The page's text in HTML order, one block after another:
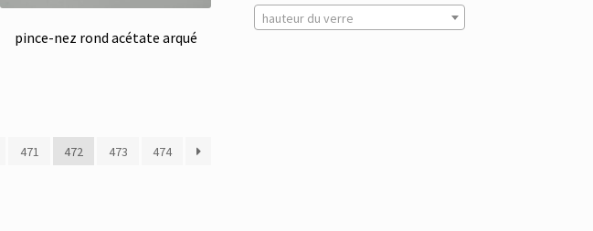
pince-nez rond acétate arqué
471 472 473 474
hauteur du verre